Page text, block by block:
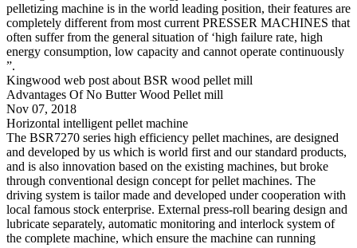
pelletizing machine is in the world leading position, their features are
completely different from most current PRESSER MACHINES that
often suffer from the general situation of ‘high failure rate, high
energy consumption, low capacity and cannot operate continuously
”.
Kingwood web post about BSR wood pellet mill
Advantages Of No Butter Wood Pellet mill
Nov 07, 2018
Horizontal intelligent pellet machine
The BSR7270 series high efficiency pellet machines, are designed
and developed by us which is world first and our standard products,
and is also innovation based on the existing machines, but broke
through conventional design concept for pellet machines. The
driving system is tailor made and developed under cooperation with
local famous stock enterprise. External press-roll bearing design and
lubricate separately, automatic monitoring and interlock system of
the complete machine, which ensure the machine can running